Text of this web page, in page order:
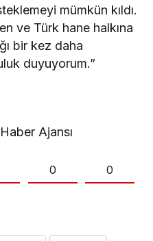
mümkün kıldı.
ve Türk hane halkına
bir kez daha
duyuyorum.”
Ajansı
0 0